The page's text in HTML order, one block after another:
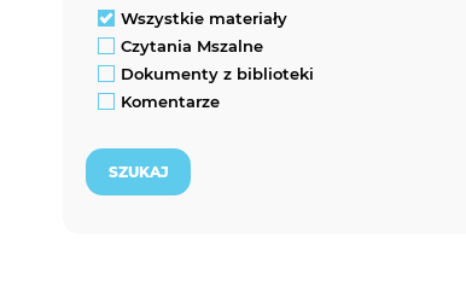
Wszystkie materiały
Czytania Mszalne
Dokumenty z biblioteki
Komentarze